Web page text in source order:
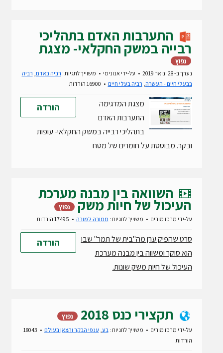
התערבות האדם בתהליכי
רבייה במשק החקלאי- מצגת
נפוץ
נערך ב- 28 ינואר 2019 על-ידי אנונימי משוייך לתגיות : רביה באדם, רביה
בבעלי חיים - העשרה, רביה בעלי חיים
הורדה
מצגת המדגימה
התערבות האדם
בתהליכי רבייה במשק החקלאי- עופות
ובקר. מבוססת על חומרים של מטח
v
i
d
e
o
השוואה בין מבנה מערכת
העיכול של חיות משק נפוץ
על-ידי מרכז מורים משוייך לתגיות : ממורה למורה
הורדה
סרט שהפיק ערן מה"בית של תמר" שבו
הוא סוקר ומשווה בין מבנה מערכת
העיכול של חיות משק שונות.
תקצירי כנס 2018 נפוץ
על-ידי מרכז מורים משוייך לתגיות : בע, ענפי הבקר והצאן בעולם
18043
הורדות